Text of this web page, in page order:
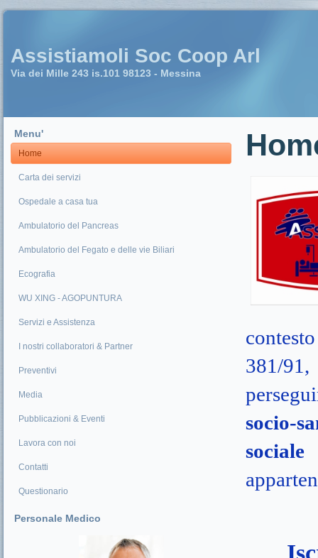
Assistiamoli Soc Coop Arl
Via dei Mille 243 is.101 98123 - Messina
Menu'
Home
Carta dei servizi
Ospedale a casa tua
Ambulatorio del Pancreas
Ambulatorio del Fegato e delle vie Biliari
Ecografia
WU XING - AGOPUNTURA
Servizi e Assistenza
I nostri collaboratori & Partner
Preventivi
Media
Pubblicazioni & Eventi
Lavora con noi
Contatti
Questionario
Personale Medico
381/
socio-